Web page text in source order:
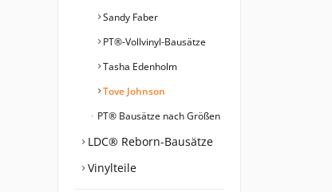
Sandy Faber
PT®-Vollvinyl-Bausätze
Tasha Edenholm
Tove Johnson
PT® Bausätze nach Größen
LDC® Reborn-Bausätze
Vinylteile